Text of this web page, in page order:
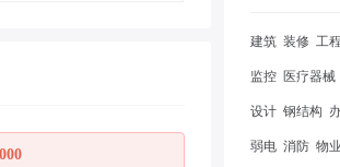
建筑 装修 工程
监控 医疗器械
设计 钢结构
弱电 消防 物业